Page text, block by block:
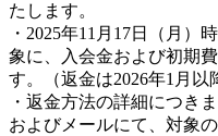
たします。
・2025年11月17日（月）
象に、入会金および初期
す。（返金は2026年1月以
・返金方法の詳細につき
およびメールにて、対象